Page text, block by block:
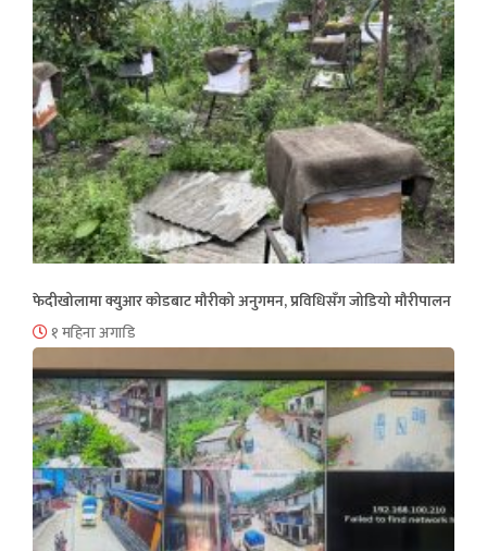
फेदीखोलामा क्युआर कोडबाट मौरीको अनुगमन, प्रविधिसँग जोडियो मौरीपालन
१ महिना अगाडि